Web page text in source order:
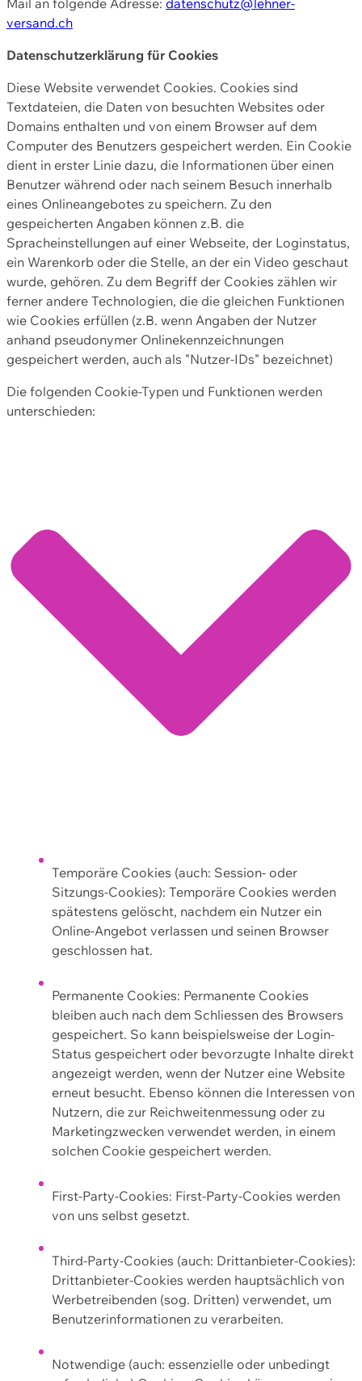
versand.ch
Datenschutzerklärung für Cookies
Diese Website verwendet Cookies. Cookies sind
Textdateien, die Daten von besuchten Websites oder
Domains enthalten und von einem Browser auf dem
Computer des Benutzers gespeichert werden. Ein Cookie
dient in erster Linie dazu, die Informationen über einen
Benutzer während oder nach seinem Besuch innerhalb
eines Onlineangebotes zu speichern. Zu den
gespeicherten Angaben können z.B. die
Spracheinstellungen auf einer Webseite, der Loginstatus,
ein Warenkorb oder die Stelle, an der ein Video geschaut
wurde, gehören. Zu dem Begriff der Cookies zählen wir
ferner andere Technologien, die die gleichen Funktionen
wie Cookies erfüllen (z.B. wenn Angaben der Nutzer
anhand pseudonymer Onlinekennzeichnungen
gespeichert werden, auch als "Nutzer-IDs" bezeichnet)
Die folgenden Cookie-Typen und Funktionen werden
unterschieden:
Temporäre Cookies (auch: Session- oder
Sitzungs-Cookies): Temporäre Cookies werden
spätestens gelöscht, nachdem ein Nutzer ein
Online-Angebot verlassen und seinen Browser
geschlossen hat.
Permanente Cookies: Permanente Cookies
bleiben auch nach dem Schliessen des Browsers
gespeichert. So kann beispielsweise der Login-
Status gespeichert oder bevorzugte Inhalte direkt
angezeigt werden, wenn der Nutzer eine Website
erneut besucht. Ebenso können die Interessen von
Nutzern, die zur Reichweitenmessung oder zu
Marketingzwecken verwendet werden, in einem
solchen Cookie gespeichert werden.
First-Party-Cookies: First-Party-Cookies werden
von uns selbst gesetzt.
Third-Party-Cookies (auch: Drittanbieter-Cookies):
Drittanbieter-Cookies werden hauptsächlich von
Werbetreibenden (sog. Dritten) verwendet, um
Benutzerinformationen zu verarbeiten.
Notwendige (auch: essenzielle oder unbedingt